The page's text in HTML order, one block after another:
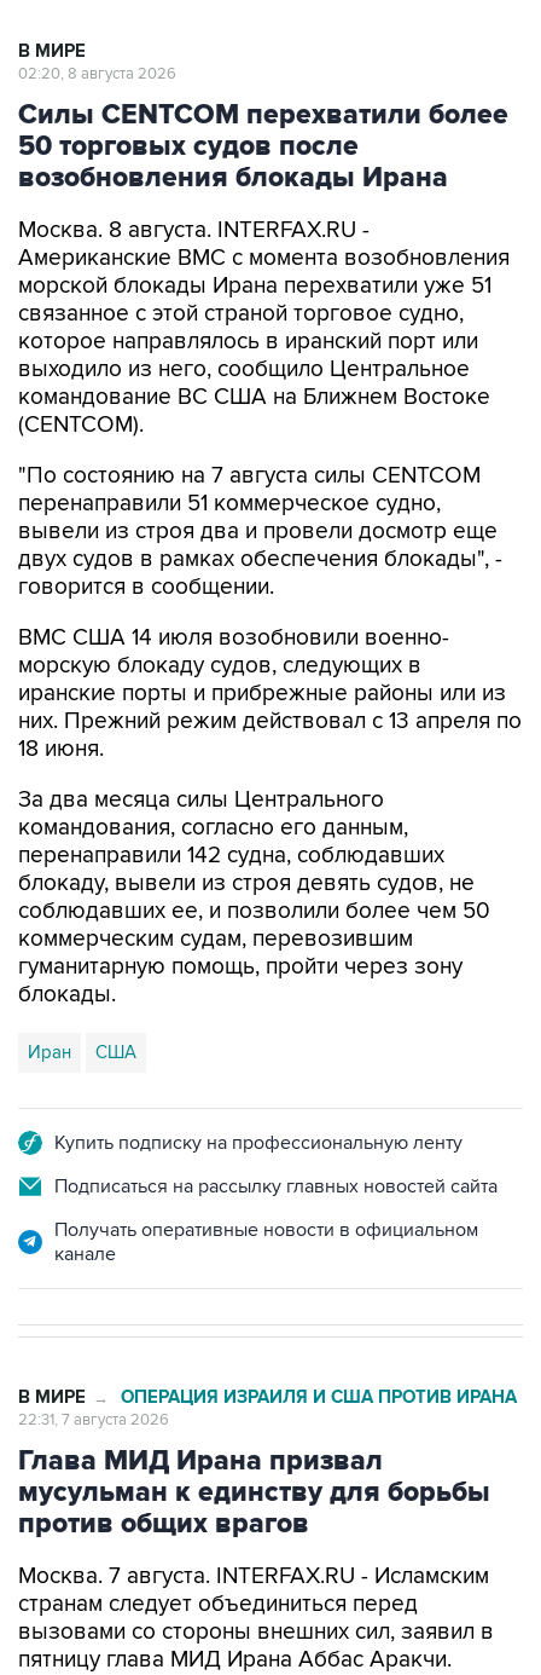
В МИРЕ
02:20, 8 августа 2026
Силы CENTCOM перехватили более
50 торговых судов после
возобновления блокады Ирана
Москва. 8 августа. INTERFAX.RU -
Американские ВМС с момента возобновления
морской блокады Ирана перехватили уже 51
связанное с этой страной торговое судно,
которое направлялось в иранский порт или
выходило из него, сообщило Центральное
командование ВС США на Ближнем Востоке
(CENTCOM).
"По состоянию на 7 августа силы CENTCOM
перенаправили 51 коммерческое судно,
вывели из строя два и провели досмотр еще
двух судов в рамках обеспечения блокады", -
говорится в сообщении.
ВМС США 14 июля возобновили военно-
морскую блокаду судов, следующих в
иранские порты и прибрежные районы или из
них. Прежний режим действовал с 13 апреля по
18 июня.
За два месяца силы Центрального
командования, согласно его данным,
перенаправили 142 судна, соблюдавших
блокаду, вывели из строя девять судов, не
соблюдавших ее, и позволили более чем 50
коммерческим судам, перевозившим
гуманитарную помощь, пройти через зону
блокады.
Иран США
Купить подписку на профессиональную ленту
Подписаться на рассылку главных новостей сайта
Получать оперативные новости в официальном
канале
В МИРЕ → ОПЕРАЦИЯ ИЗРАИЛЯ И США ПРОТИВ ИРАНА
22:31, 7 августа 2026
Глава МИД Ирана призвал
мусульман к единству для борьбы
против общих врагов
Москва. 7 августа. INTERFAX.RU - Исламским
странам следует объединиться перед
вызовами со стороны внешних сил, заявил в
пятницу глава МИД Ирана Аббас Аракчи.